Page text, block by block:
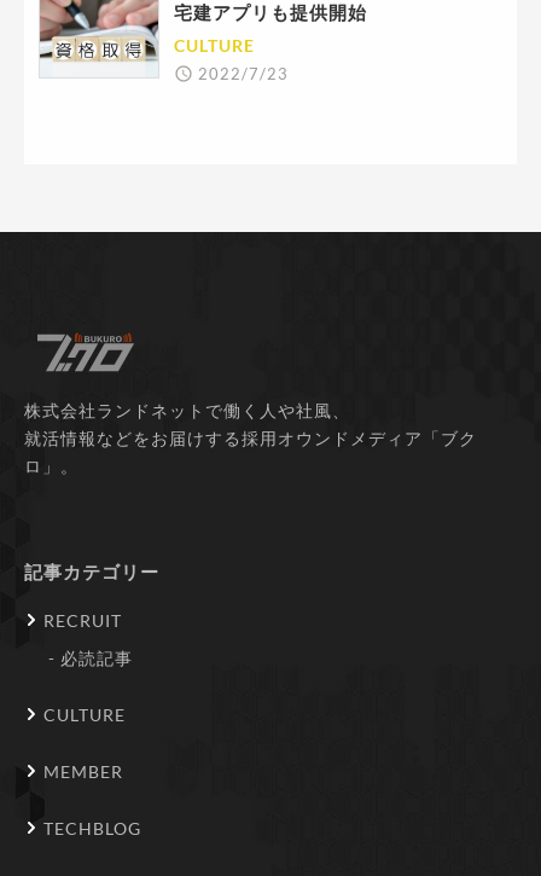
宅建アプリも提供開始
CULTURE
2022/7/23
株式会社ランドネットで働く人や社風、
就活情報などをお届けする採用オウンドメディア「ブク
ロ」。
記事カテゴリー
RECRUIT
必読記事
CULTURE
MEMBER
TECHBLOG